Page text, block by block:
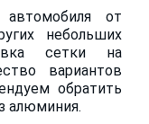
от
небольших
сетки на
вариантов
обратить
алюминия.